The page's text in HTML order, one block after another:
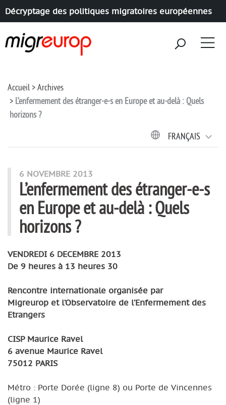
Décryptage des politiques migratoires européennes
Accueil
Archives
L’enfermement des étranger-e-s en Europe et au-delà : Quels
horizons ?
FRANÇAIS
6 NOVEMBRE 2013
L’enfermement des étranger-e-s
en Europe et au-delà : Quels
horizons ?
VENDREDI 6 DECEMBRE 2013
De 9 heures à 13 heures 30
Rencontre internationale organisée par
Migreurop et l’Observatoire de l’Enfermement des
Etrangers
CISP Maurice Ravel
6 avenue Maurice Ravel
75012 PARIS
Métro : Porte Dorée (ligne 8) ou Porte de Vincennes
(ligne 1)